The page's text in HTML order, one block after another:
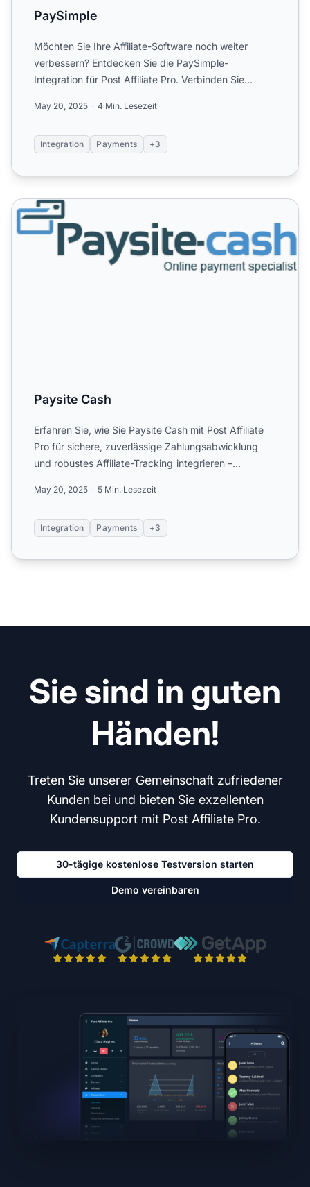
PaySimple
Möchten Sie Ihre Affiliate-Software noch weiter
verbessern? Entdecken Sie die PaySimple-
Integration für Post Affiliate Pro. Verbinden Sie
May 20, 2025 4 Min. Lesezeit
Integration Payments +3
Paysite Cash
Paysite Cash
Erfahren Sie, wie Sie Paysite Cash mit Post Affiliate
Pro für sichere, zuverlässige Zahlungsabwicklung
und robustes Affiliate-Tracking integrieren –
May 20, 2025 5 Min. Lesezeit
Integration Payments +3
Sie sind in guten
Händen!
Treten Sie unserer Gemeinschaft zufriedener
Kunden bei und bieten Sie exzellenten
Kundensupport mit Post Affiliate Pro.
30-tägige kostenlose Testversion starten
Demo vereinbaren